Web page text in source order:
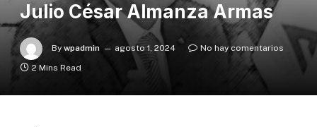
Julio César Almanza Armas
By wpadmin agosto 1, 2024
No hay comentarios
2 Mins Read